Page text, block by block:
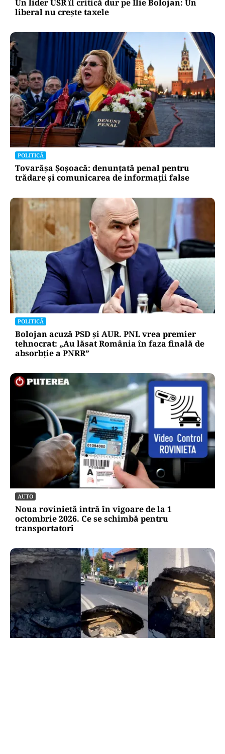
Un lider USR îl critică dur pe Ilie Bolojan: Un
liberal nu crește taxele
POLITICĂ
Tovarășa Șoșoacă: denunțată penal pentru
trădare și comunicarea de informații false
POLITICĂ
Bolojan acuză PSD și AUR. PNL vrea premier
tehnocrat: „Au lăsat România în faza finală de
absorbţie a PNRR”
AUTO
Noua rovinietă intră în vigoare de la 1
octombrie 2026. Ce se schimbă pentru
transportatori